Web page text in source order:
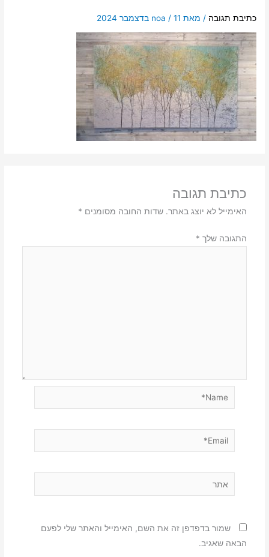
כתיבת תגובה / מאת noa / 11 בדצמבר 2024
כתיבת תגובה
האימייל לא יוצג באתר. שדות החובה מסומנים *
התגובה שלך *
Email*
שמור בדפדפן זה את השם, האימייל והאתר שלי לפעם
הבאה שאגיב.